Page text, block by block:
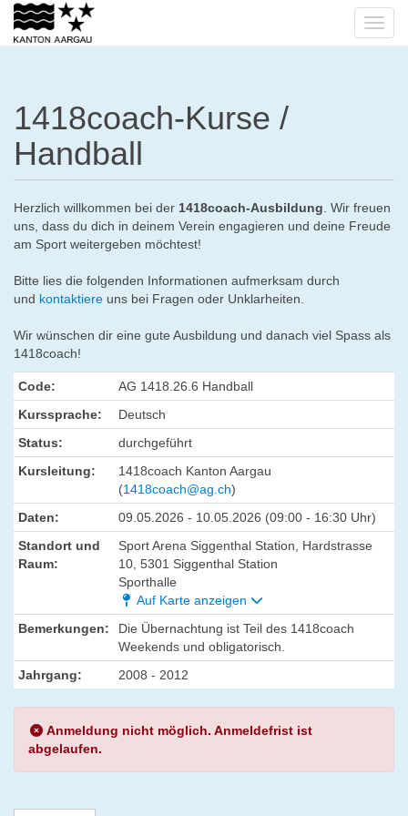
1418coach-Kurse /
Handball
Herzlich willkommen bei der 1418coach-Ausbildung . Wir freuen
uns, dass du dich in deinem Verein engagieren und deine Freude
am Sport weitergeben möchtest!
Bitte lies die folgenden Informationen aufmerksam durch
und kontaktiere uns bei Fragen oder Unklarheiten.
Wir wünschen dir eine gute Ausbildung und danach viel Spass als
1418coach!
Code:
AG 1418.26.6 Handball
Kurssprache:
Deutsch
Status:
durchgeführt
Kursleitung:
1418coach Kanton Aargau
(1418coach@ag.ch)
Daten:
09.05.2026 - 10.05.2026 (09:00 - 16:30 Uhr)
Standort und
Raum:
Sport Arena Siggenthal Station, Hardstrasse
10, 5301 Siggenthal Station
Sporthalle
Auf Karte anzeigen
Bemerkungen:
Die Übernachtung ist Teil des 1418coach
Weekends und obligatorisch.
Jahrgang:
2008 - 2012
Anmeldung nicht möglich. Anmeldefrist ist
abgelaufen.